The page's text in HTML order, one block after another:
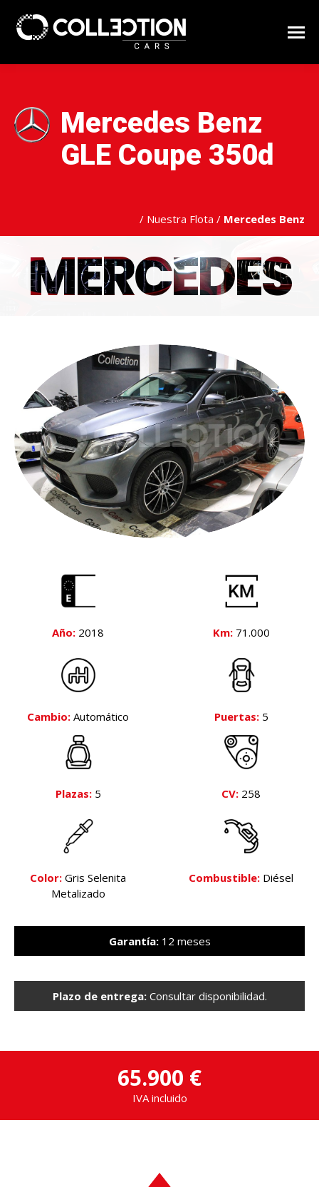
Mercedes Benz
GLE Coupe 350d
/ Nuestra Flota / Mercedes Benz
MERCEDES
Año: 2018 Km:71.000
Cambio: Automático Puertas:5
Plazas:5 CV: 258
Color: Gris Selenita
Metalizado
Combustible: Diésel
Garantía:12 meses
Plazo de entrega:Consultar disponibilidad.
65.900 €
IVA incluido